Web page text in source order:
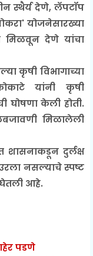
स्थैर्य देणे, लॅपटॉप
योजनेसारख्या
मिळवून देणे यांचा
कृषी विभागाच्या
यांनी कृषी
घोषणा केली होती.
मिळालेली
शासनाकडून दुर्लक्ष
नसल्याचे स्पष्ट
आहे.
पडणे